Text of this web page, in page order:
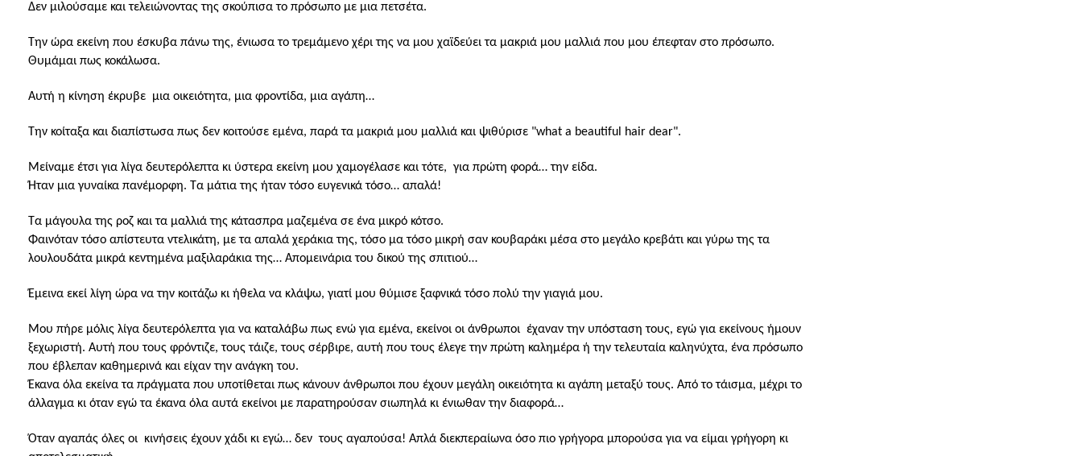
Δεν μιλούσαμε και τελειώνοντας της σκούπισα το πρόσωπο με μια πετσέτα.
Την ώρα εκείνη που έσκυβα πάνω της, ένιωσα το τρεμάμενο χέρι της να μου χαϊδεύει τα μακριά μου μαλλιά που μου έπεφταν στο πρόσωπο.
Θυμάμαι πως κοκάλωσα.
Αυτή η κίνηση έκρυβε μια οικειότητα, μια φροντίδα, μια αγάπη…
Την κοίταξα και διαπίστωσα πως δεν κοιτούσε εμένα, παρά τα μακριά μου μαλλιά και ψιθύρισε "what a beautiful hair dear".
Μείναμε έτσι για λίγα δευτερόλεπτα κι ύστερα εκείνη μου χαμογέλασε καιτότε, για πρώτη φορά… την είδα.
Ήταν μια γυναίκα πανέμορφη. Τα μάτια της ήταν τόσο ευγενικά τόσο… απαλά!
Τα μάγουλα της ροζ και τα μαλλιά της κάτασπρα μαζεμένα σε ένα μικρό κότσο.
Φαινόταν τόσο απίστευτα ντελικάτη, με τα απαλά χεράκια της, τόσο μα τόσο μικρή σαν κουβαράκι μέσα στο μεγάλο κρεβάτι και γύρω της τα
λουλουδάτα μικρά κεντημένα μαξιλαράκια της… Απομεινάρια του δικού της σπιτιού…
Έμεινα εκεί λίγη ώρα να την κοιτάζω κι ήθελα να κλάψω, γιατί μου θύμισε ξαφνικά τόσο πολύ την γιαγιά μου.
Μου πήρε μόλις λίγα δευτερόλεπτα για να καταλάβω πως ενώ για εμένα, εκείνοι οι άνθρωποι έχαναν την υπόσταση τους, εγώ για εκείνους ήμουν
ξεχωριστή. Αυτή που τους φρόντιζε, τους τάιζε, τους σέρβιρε, αυτή που τους έλεγε την πρώτη καλημέρα ή την τελευταία καληνύχτα, ένα πρόσωπο
που έβλεπαν καθημερινά και είχαν την ανάγκη του.
Έκανα όλα εκείνα τα πράγματα που υποτίθεται πως κάνουν άνθρωποι που έχουν μεγάλη οικειότητα κι αγάπη μεταξύ τους. Από το τάισμα, μέχρι το
άλλαγμα κι όταν εγώ τα έκανα όλα αυτά εκείνοι με παρατηρούσαν σιωπηλά κι ένιωθαν την διαφορά…
Όταν αγαπάς όλες οι κινήσεις έχουν χάδι κι εγώ… δεν τους αγαπούσα! Απλά διεκπεραίωνα όσο πιο γρήγορα μπορούσα για να είμαι γρήγορη κι